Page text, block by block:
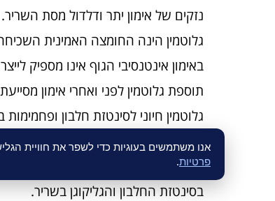
נזקים של אימון יתר ודלדול מסת השריר.
גלוטמין הינה החומצה האמינית
באימון אינטנסיבי הגוף אינו מספיק
תוספת גלוטמין לפני ואחרי אימון
גלוטמין חיוני לסינטזת חלבון
גלוטמין משמש כנשא חנקן ומשפיע
בסינטזת החלבון והגליקוגן בשריר.
אנו משתמשים בעוגיות כדי לשפר את חוויית
פרטיות.